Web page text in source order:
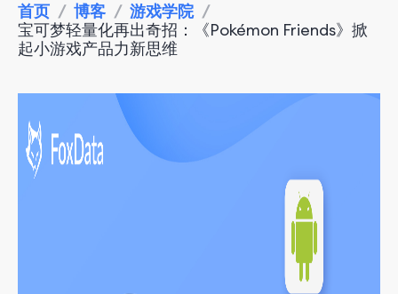
首页 / 博客 / 游戏学院 /
宝可梦轻量化再出奇招：《Pokémon Friends》掀
起小游戏产品力新思维